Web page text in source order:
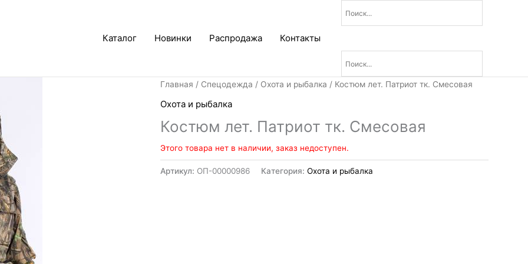
Каталог Новинки Распродажа Контакты
Главная / Спецодежда / Охота и рыбалка / Костюм лет. Патриот тк. Смесовая
Охота и рыбалка
Костюм лет. Патриот тк. Смесовая
Этого товара нет в наличии, заказ недоступен.
Артикул: ОП-00000986 Категория:Охота и рыбалка